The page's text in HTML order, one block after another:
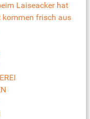
Laiseacker hat
kommen frisch aus